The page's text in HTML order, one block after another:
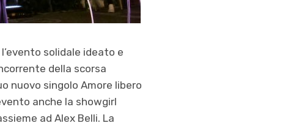
solidale ideato e
della scorsa
nuovo singolo Amore libero
anche la showgirl
ad Alex Belli. La